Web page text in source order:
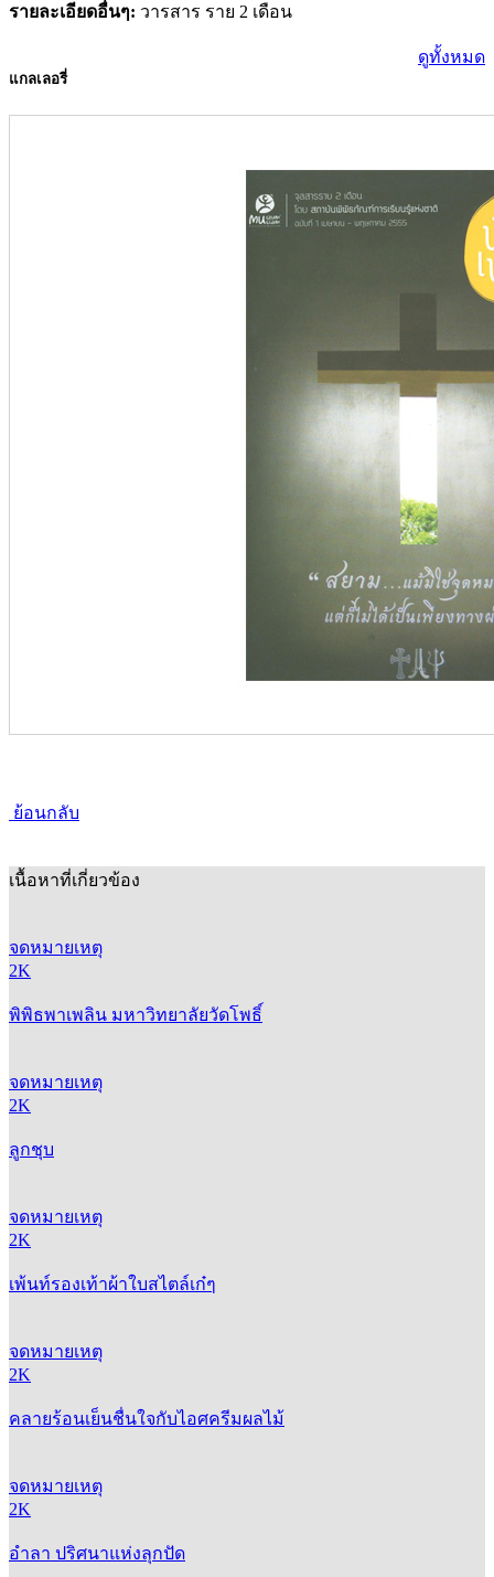
รายละเอียดอื่นๆ: วารสาร ราย 2 เดือน
แกลเลอรี่
ดูทั้งหมด
ย้อนกลับ
เนื้อหาที่เกี่ยวข้อง
จดหมายเหตุ
2K
พิพิธพาเพลิน มหาวิทยาลัยวัดโพธิ์
จดหมายเหตุ
2K
ลูกชุบ
จดหมายเหตุ
2K
เพ้นท์รองเท้าผ้าใบสไตล์เก๋ๆ
จดหมายเหตุ
2K
คลายร้อนเย็นชื่นใจกับไอศครีมผลไม้
จดหมายเหตุ
2K
อำลา ปริศนาแห่งลุกปัด